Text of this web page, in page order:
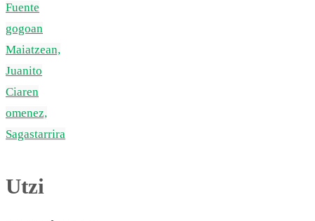
Fuente
gogoan
Maiatzean,
Juanito
Ciaren
omenez,
Sagastarrira
Utzi